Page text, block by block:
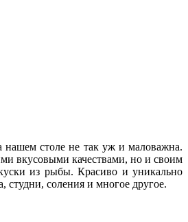
нашем столе не так уж и маловажна.
вкусовыми качествами, но и своим
из рыбы. Красиво и уникально
студни, соления и многое другое.